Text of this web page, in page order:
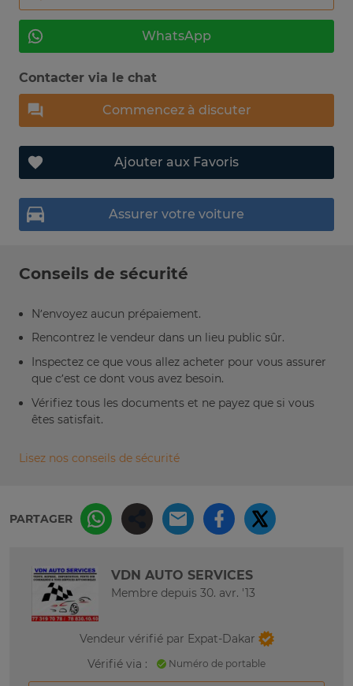
WhatsApp
Contacter via le chat
Commencez à discuter
Ajouter aux Favoris
Assurer votre voiture
Conseils de sécurité
N’envoyez aucun prépaiement.
Rencontrez le vendeur dans un lieu public sûr.
Inspectez ce que vous allez acheter pour vous assurer
que c’est ce dont vous avez besoin.
Vérifiez tous les documents et ne payez que si vous
êtes satisfait.
Lisez nos conseils de sécurité
PARTAGER
VDN AUTO SERVICES
Membre depuis 30. avr. '13
Vendeur vérifié par Expat-Dakar
Vérifié via :
Numéro de portable